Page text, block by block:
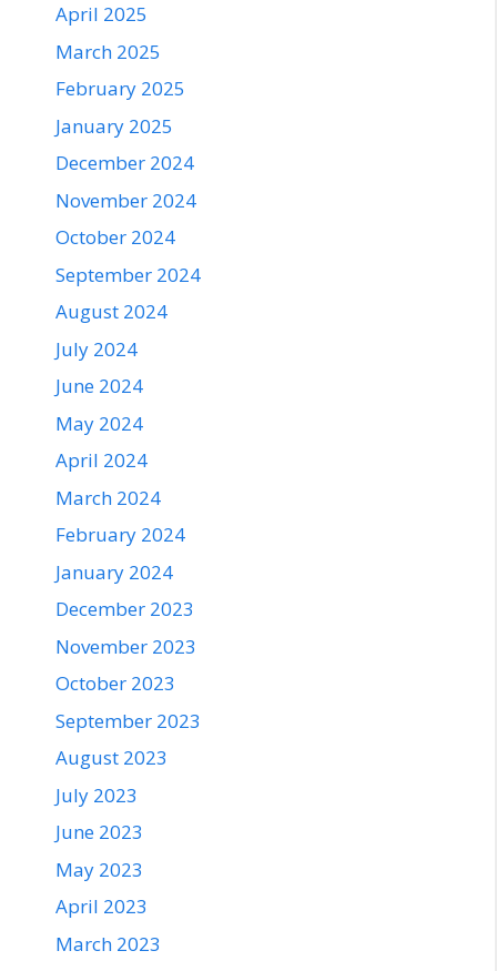
April 2025
March 2025
February 2025
January 2025
December 2024
November 2024
October 2024
September 2024
August 2024
July 2024
June 2024
May 2024
April 2024
March 2024
February 2024
January 2024
December 2023
November 2023
October 2023
September 2023
August 2023
July 2023
June 2023
May 2023
April 2023
March 2023